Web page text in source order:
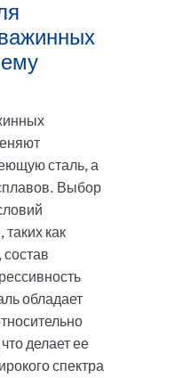
сталь, а
Выбор
как
обладает
делает ее
спектра